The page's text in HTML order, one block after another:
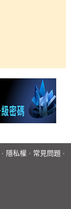
· 隱私權 · 常見問題 ·